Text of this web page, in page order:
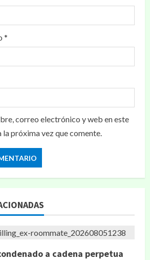
*
correo electrónico y web en este
la próxima vez que comente.
a cadena perpetua